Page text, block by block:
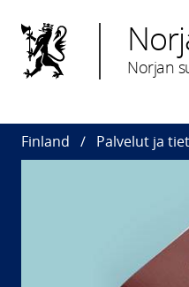
Norjan
Finland Palvelut ja